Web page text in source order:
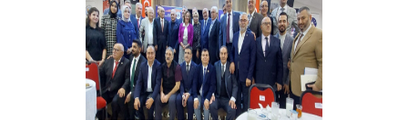
+